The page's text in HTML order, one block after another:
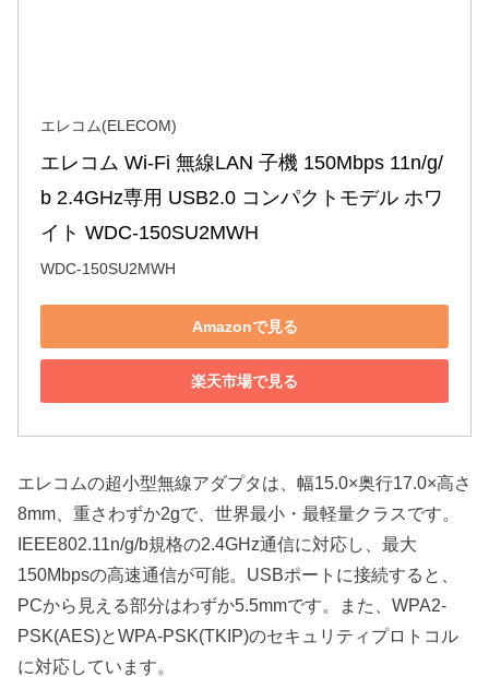
エレコム(ELECOM)
エレコム Wi-Fi 無線LAN 子機 150Mbps 11n/g/
b 2.4GHz専用 USB2.0 コンパクトモデル ホワ
イト WDC-150SU2MWH
WDC-150SU2MWH
Amazonで見る
楽天市場で見る
エレコムの超小型無線アダプタは、幅15.0×奥行17.0×高さ
8mm、重さわずか2gで、世界最小・最軽量クラスです。
IEEE802.11n/g/b規格の2.4GHz通信に対応し、最大
150Mbpsの高速通信が可能。USBポートに接続すると、
PCから見える部分はわずか5.5mmです。また、WPA2-
PSK(AES)とWPA-PSK(TKIP)のセキュリティプロトコル
に対応しています。